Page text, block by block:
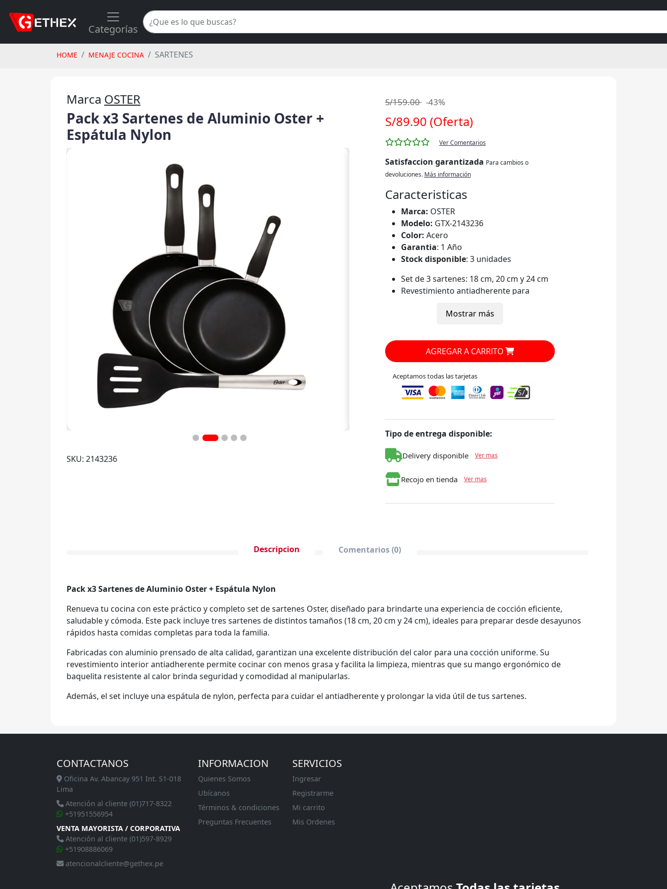
Categorías
HOME MENAJE COCINA SARTENES
Marca OSTER
Pack x3 Sartenes de Aluminio Oster +
Espátula Nylon
SKU: 2143236
S/159.00-43%
S/89.90 (Oferta)
Ver Comentarios
Satisfaccion garantizada Para cambios o
devoluciones. Más información
Caracteristicas
Marca: OSTER
Modelo: GTX-2143236
Color: Acero
Garantia: 1 Año
Stock disponible: 3 unidades
Set de 3 sartenes: 18 cm, 20 cm y 24 cm
Revestimiento antiadherente para
Cuerpo de aluminio prensado de 2.0 mm
Incluye espátula de nylon
Apta para cocinas a gas, eléctricas,
vitrocerámica y halógena
Mostrar más
AGREGAR A CARRITO
Aceptamos todas las tarjetas
Tipo de entrega disponible:
Delivery disponible Ver mas
Recojo en tienda Ver mas
Descripcion Comentarios (0)
Pack x3 Sartenes de Aluminio Oster + Espátula Nylon
Renueva tu cocina con este práctico y completo set de sartenes Oster, diseñado para brindarte una experiencia de cocción eficiente,
saludable y cómoda. Este pack incluye tres sartenes de distintos tamaños (18 cm, 20 cm y 24 cm), ideales para preparar desde desayunos
rápidos hasta comidas completas para toda la familia.
Fabricadas con aluminio prensado de alta calidad, garantizan una excelente distribución del calor para una cocción uniforme. Su
revestimiento interior antiadherente permite cocinar con menos grasa y facilita la limpieza, mientras que su mango ergonómico de
baquelita resistente al calor brinda seguridad y comodidad al manipularlas.
Además, el set incluye una espátula de nylon, perfecta para cuidar el antiadherente y prolongar la vida útil de tus sartenes.
CONTACTANOS
Oficina Av. Abancay 951 Int. S1-018
Lima
Atención al cliente (01)717-8322
+51951556954
VENTA MAYORISTA / CORPORATIVA
Atención al cliente (01)597-8929
+51908886069
atencionalcliente@gethex.pe
INFORMACION
Quienes Somos
Ubícanos
Términos & condiciones
Preguntas Frecuentes
SERVICIOS
Ingresar
Registrarme
Mi carrito
Mis Ordenes